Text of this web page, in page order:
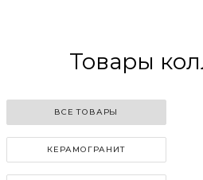
Товары
ВСЕ ТОВАРЫ
КЕРАМОГРАНИТ